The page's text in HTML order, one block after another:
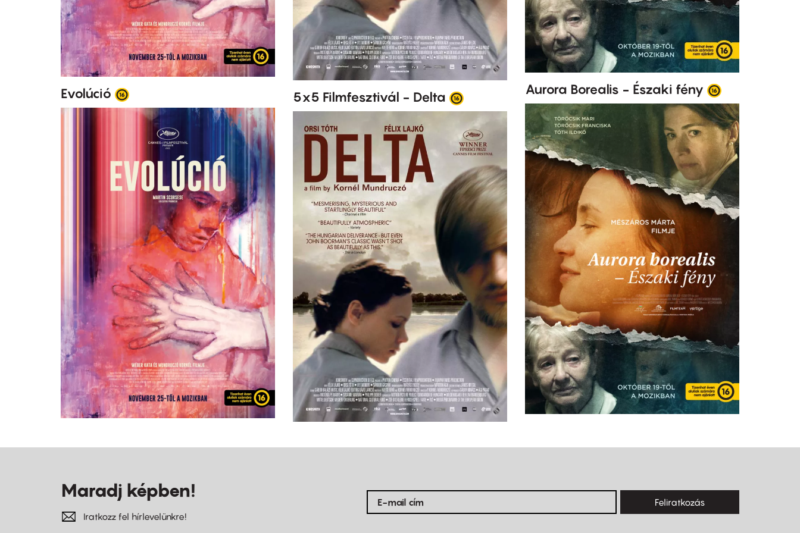
Evolúció 5x5 Filmfesztivál - Delta
Aurora Borealis - Északi fény
Maradj képben!
Iratkozz fel hírlevelünkre!
Feliratkozás